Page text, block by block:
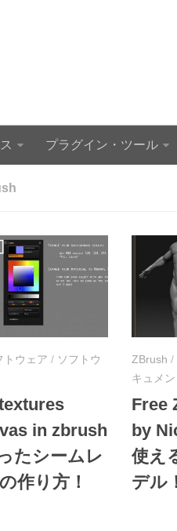
プラグイン・ツール
トウェア / ソフトウ
in zbrush
たシームレ
作り方！
ZBrush /
キュメン
Free
by
使え
デル